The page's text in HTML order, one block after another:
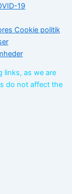
19
Cookie politik
links, as we are
do not affect the